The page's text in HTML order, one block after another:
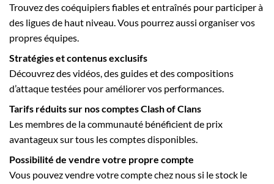
Trouvez des coéquipiers fiables et entraînés pour participer à
des ligues de haut niveau. Vous pourrez aussi organiser vos
propres équipes.
Stratégies et contenus exclusifs
Découvrez des vidéos, des guides et des compositions
d’attaque testées pour améliorer vos performances.
Tarifs réduits sur nos comptes Clash of Clans
Les membres de la communauté bénéficient de prix
avantageux sur tous les comptes disponibles.
Possibilité de vendre votre propre compte
Vous pouvez vendre votre compte chez nous si le stock le